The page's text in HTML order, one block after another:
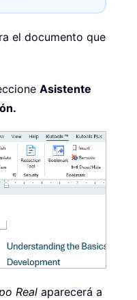
el documento que
Asistente
Real aparecerá a